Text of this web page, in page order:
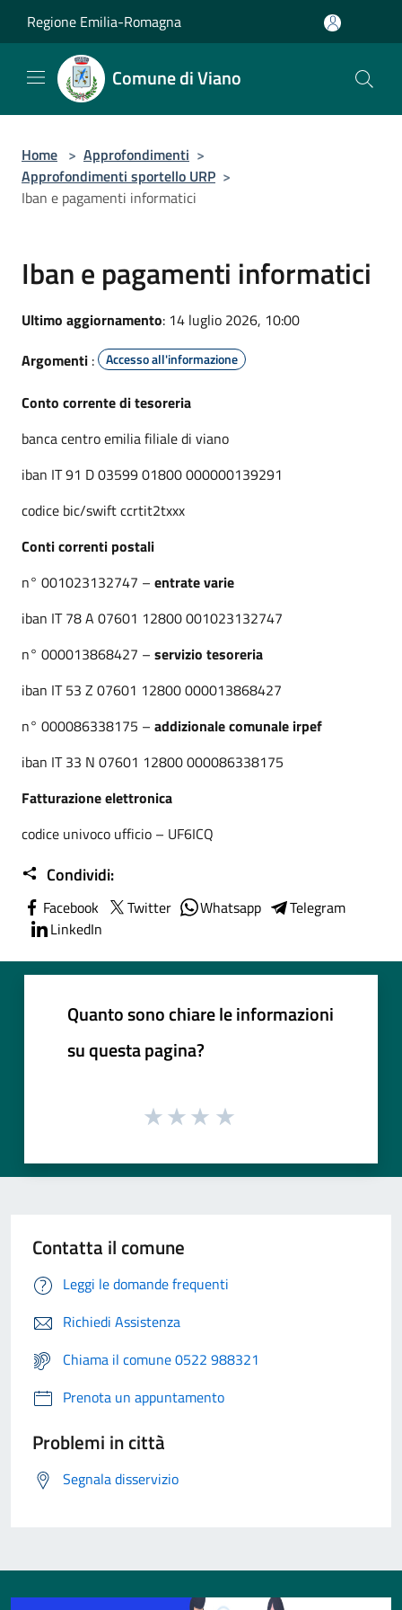
Regione Emilia-Romagna
Comune di Viano
Home > Approfondimenti >
Approfondimenti sportello URP >
Iban e pagamenti informatici
Iban e pagamenti informatici
Ultimo aggiornamento: 14 luglio 2026, 10:00
Argomenti : Accesso all'informazione
Conto corrente di tesoreria
banca centro emilia filiale di viano
iban IT 91 D 03599 01800 000000139291
codice bic/swift ccrtit2txxx
Conti correnti postali
n° 001023132747 – entrate varie
iban IT 78 A 07601 12800 001023132747
n° 000013868427 – servizio tesoreria
iban IT 53 Z 07601 12800 000013868427
n° 000086338175 – addizionale comunale irpef
iban IT 33 N 07601 12800 000086338175
Fatturazione elettronica
codice univoco ufficio – UF6ICQ
Condividi:
Facebook Twitter Whatsapp
Telegram
LinkedIn
Quanto sono chiare le informazioni
su questa pagina?
Contatta il comune
Leggi le domande frequenti
Richiedi Assistenza
Chiama il comune 0522 988321
Prenota un appuntamento
Problemi in città
Segnala disservizio